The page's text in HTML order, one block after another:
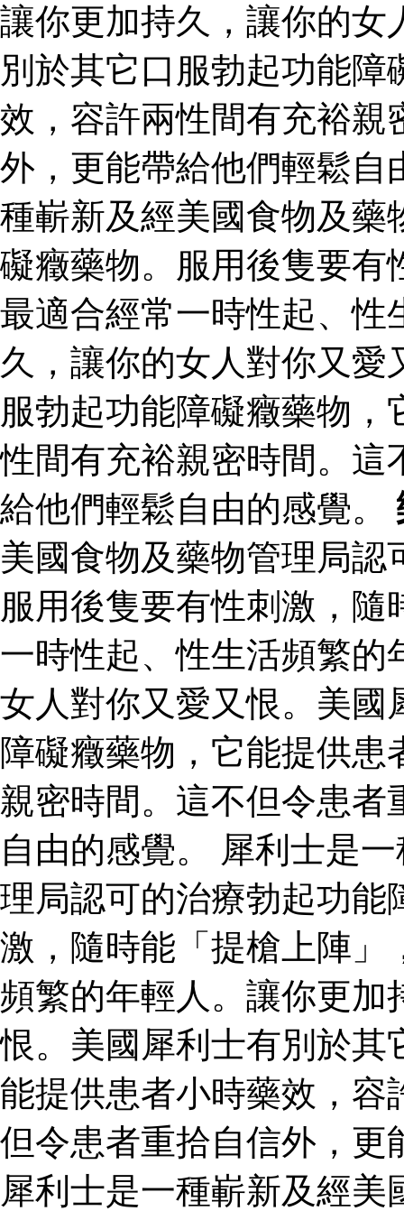
讓你更加持久，讓你的女
別於其它口服勃起功能
效，容許兩性間有充裕親
外，更能帶給他們輕鬆
種嶄新及經美國食物及藥
礙癥藥物。服用後隻要有
最適合經常一時性起、性
久，讓你的女人對你又
服勃起功能障礙癥藥物
性間有充裕親密時間。這
給他們輕鬆自由的感覺。
美國食物及藥物管理局
服用後隻要有性刺激，
一時性起、性生活頻繁的
女人對你又愛又恨。美國
障礙癥藥物，它能提供
親密時間。這不但令患
自由的感覺。 犀利士是
理局認可的治療勃起功能
激，隨時能「提槍上陣」
頻繁的年輕人。讓你更加
恨。美國犀利士有別於其
能提供患者小時藥效，容
但令患者重拾自信外，更
犀利士是一種嶄新及經